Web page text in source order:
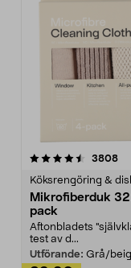
3808
Köksrengöring &
Mikrofiberduk
pack
Aftonbladets
test av d...
Utförande: Grå/
4.0av 5